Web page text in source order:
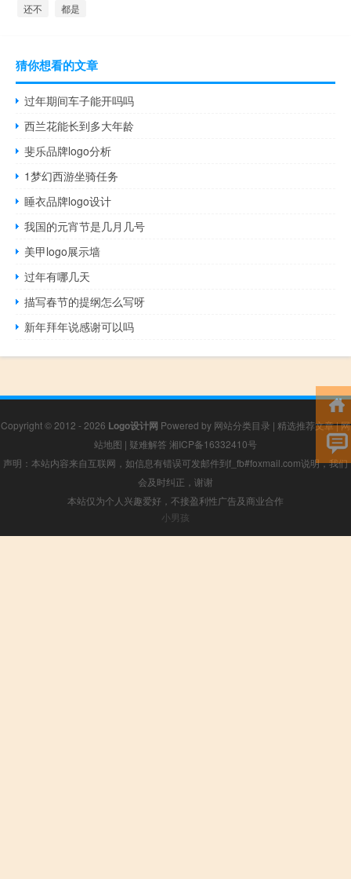
还不 都是
猜你想看的文章
过年期间车子能开吗吗
西兰花能长到多大年龄
斐乐品牌logo分析
1梦幻西游坐骑任务
睡衣品牌logo设计
我国的元宵节是几月几号
美甲logo展示墙
过年有哪几天
描写春节的提纲怎么写呀
新年拜年说感谢可以吗
Copyright © 2012 - 2026 Logo设计网 Powered by 网站分类目录 | 精选推荐文章|网
站地图 | 疑难解答 湘ICP备16332410号
声明：本站内容来自互联网，如信息有错误可发邮件到f_fb#foxmail.com说明，我们
会及时纠正，谢谢
本站仅为个人兴趣爱好，不接盈利性广告及商业合作
小男孩